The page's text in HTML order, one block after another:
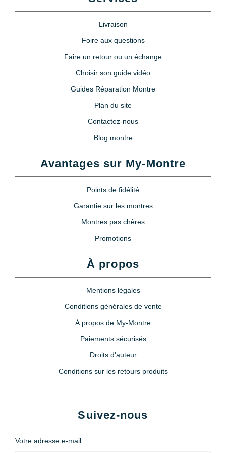
Lubrijoint – Graisse pour Joint
de Montre étanche
8,90 €
Poire soufflante anti poussière +
5,90 €
Poire soufflante pour appareil
9,90 €
Loupe horloger serre tête
6,90 €
Livraison
Foire aux questions
Faire un retour ou un échange
Choisir son guide vidéo
Guides Réparation Montre
Plan du site
Contactez-nous
Blog montre
Avantages sur My-Montre
Points de fidélité
Garantie sur les montres
Montres pas chères
Promotions
À propos
Mentions légales
Conditions générales de vente
À propos de My-Montre
Paiements sécurisés
Droits d'auteur
Conditions sur les retours produits
Suivez-nous
Votre adresse e-mail